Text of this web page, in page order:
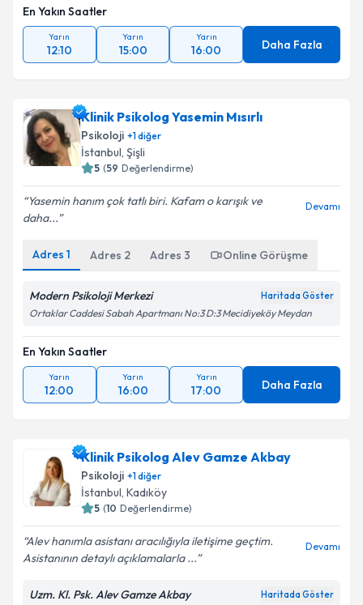
En Yakın Saatler
Yarın
12:10
Yarın
15:00
Yarın
16:00 Daha Fazla
Klinik Psikolog Yasemin Mısırlı
Psikoloji +1diğer
İstanbul, Şişli
5 (59 Değerlendirme)
Yasemin hanım çok tatlı biri. Kafam o karışık ve
daha...
Devamı
Adres 1 Adres 2 Adres 3 Online Görüşme
Modern Psikoloji Merkezi Haritada Göster
Ortaklar Caddesi Sabah Apartmanı No:3 D:3 Mecidiyeköy Meydan
En Yakın Saatler
Yarın
12:00
Yarın
16:00
Yarın
17:00 Daha Fazla
Klinik Psikolog Alev Gamze Akbay
Psikoloji +1diğer
İstanbul, Kadıköy
5 (10 Değerlendirme)
Alev hanımla asistanı aracılığıyla iletişime geçtim.
Asistanının detaylı açıklamalarla ...
Devamı
Uzm. Kl. Psk. Alev Gamze Akbay Haritada Göster